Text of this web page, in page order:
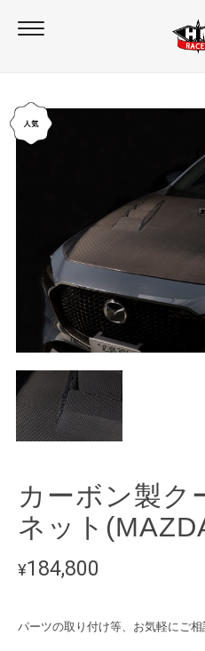
カーボン製ク
ネット
¥184,800
パーツの取り付け等、お気軽にご